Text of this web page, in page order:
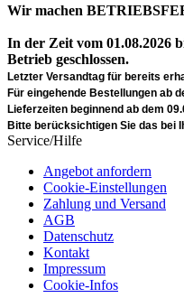
Wir machen
In der Zeit vom 01.08.2026
Betrieb geschlossen.
Letzter Versandtag für bereits
Für eingehende Bestellungen ab
Lieferzeiten beginnend ab dem
Bitte berücksichtigen Sie das bei
Service/Hilfe
Angebot anfordern
Cookie-Einstellungen
Zahlung und Versand
AGB
Datenschutz
Kontakt
Impressum
Cookie-Infos